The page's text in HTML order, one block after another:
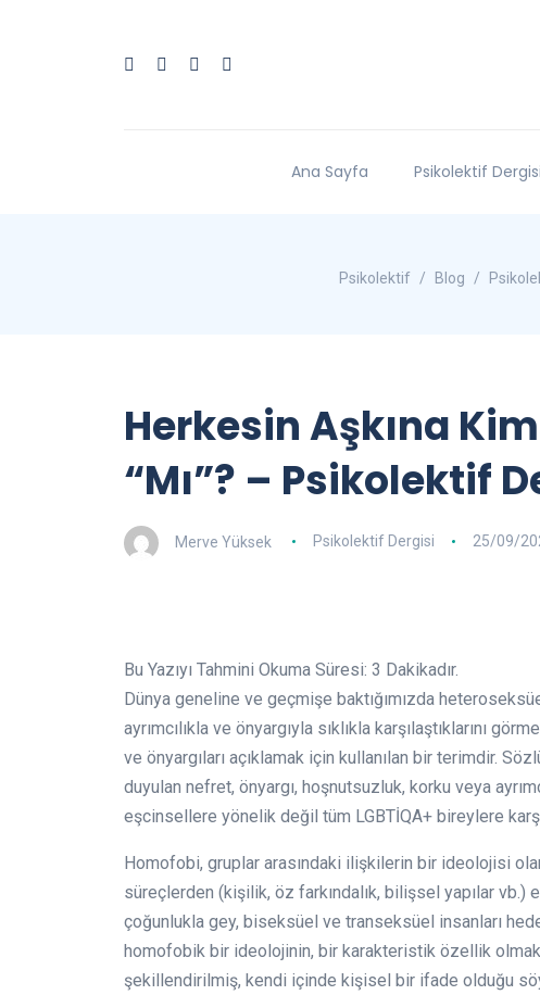
Ana Sayfa Psikolektif Dergisi
Psikolektif Blog
Herkesin Aşkına
“Mı”? – Psikolektif
Merve Yüksek Psikolektif Dergisi 25/09/
Bu Yazıyı Tahmini Okuma Süresi: 3 Dakikadır.
Dünya geneline ve geçmişe baktığımızda
ayrımcılıkla ve önyargıyla sıklıkla karşılaştıklarını
ve önyargıları açıklamak için kullanılan bir terimdir.
duyulan nefret, önyargı, hoşnutsuzluk, korku veya
eşcinsellere yönelik değil tüm LGBTİQA+ bireylere karşı
Homofobi, gruplar arasındaki ilişkilerin bir ideolojisi
süreçlerden (kişilik, öz farkındalık, bilişsel yapılar
çoğunlukla gey, biseksüel ve transeksüel insanları
homofobik bir ideolojinin, bir karakteristik özellik
şekillendirilmiş, kendi içinde kişisel bir ifade olduğu